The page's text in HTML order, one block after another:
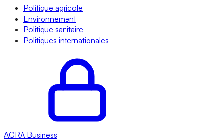
Politique agricole
Environnement
Politique sanitaire
Politiques internationales
AGRA Business